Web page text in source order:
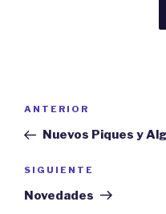
Navegación
entradas
Entrada
anterior:
ANTERIOR
Nuevos Piques y
Siguiente
entrada
SIGUIENTE
Novedades